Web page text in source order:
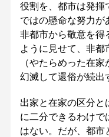
役割を、都市は発揮
ではの懸命な努力が
非都市から敬意を得
ように見せて、非
（やたらめった在
幻滅して還俗が続出
出家と在家の区分と
に二分できるわけ
はない。だが、都市